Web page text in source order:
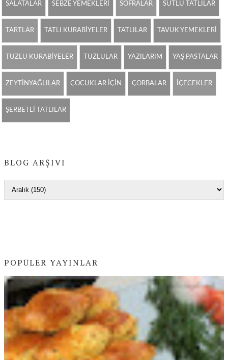
SALATALAR SEBZE YEMEKLERİ SOFRALAR SÜTLÜ TATLILAR
TARTLAR TATLI KURABİYELER TATLILAR TAVUK YEMEKLERİ
TUZLU KURABİYELER TUZLULAR YAZILARIM YAŞ PASTALAR
ZEYTİNYAĞLILAR ÇOCUKLAR İÇİN ÇORBALAR İÇECEKLER
ŞERBETLİ TATLILAR
BLOG ARŞIVI
POPÜLER YAYINLAR